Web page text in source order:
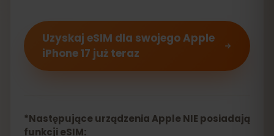
Uzyskaj eSIM dla swojego Apple
iPhone 17 już teraz
*Następujące urządzenia Apple NIE posiadają
funkcji eSIM: